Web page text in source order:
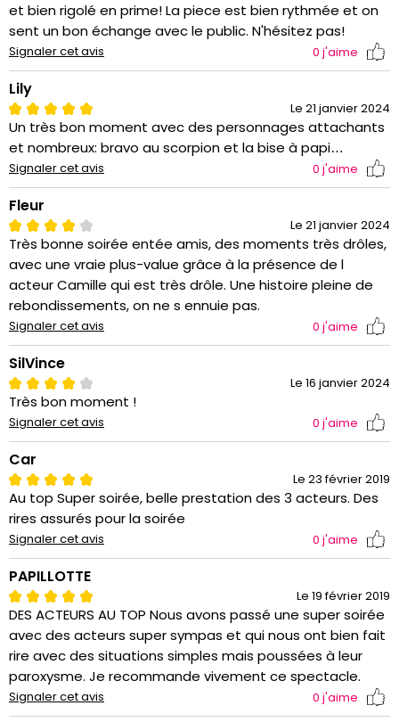
et bien rigolé en prime! La piece est bien rythmée et on
sent un bon échange avec le public. N'hésitez pas!
Signaler cet avis 0 j'aime
Lily
Le 21 janvier 2024
Un très bon moment avec des personnages attachants
et nombreux: bravo au scorpion et la bise à papi…
Signaler cet avis 0 j'aime
Fleur
Le 21 janvier 2024
Très bonne soirée entée amis, des moments très drôles,
avec une vraie plus-value grâce à la présence de l
acteur Camille qui est très drôle. Une histoire pleine de
rebondissements, on ne s ennuie pas.
Signaler cet avis 0 j'aime
SilVince
Le 16 janvier 2024
Très bon moment !
Signaler cet avis 0 j'aime
Car
Le 23 février 2019
Au top Super soirée, belle prestation des 3 acteurs. Des
rires assurés pour la soirée
Signaler cet avis 0 j'aime
PAPILLOTTE
Le 19 février 2019
DES ACTEURS AU TOP Nous avons passé une super soirée
avec des acteurs super sympas et qui nous ont bien fait
rire avec des situations simples mais poussées à leur
paroxysme. Je recommande vivement ce spectacle.
Signaler cet avis 0 j'aime